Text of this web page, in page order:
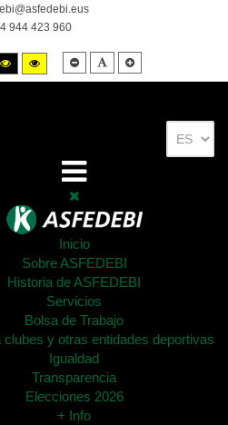
944 423 960
white
High
contrast
black/yellow
High
contrast
yellow/black
Smaller
font
Default
font
Inicio
Sobre ASFEDEBI
Historia de ASFEDEBI
Servicios
Bolsa de Trabajo
clubes y otras entidades deportivas
Igualdad
Transparencia
Elecciones 2026
+ Info